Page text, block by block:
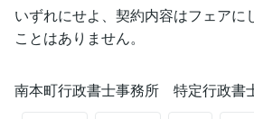
いずれにせよ、契約内容はフェアに
ことはありません。
南本町行政書士事務所 特定行政書